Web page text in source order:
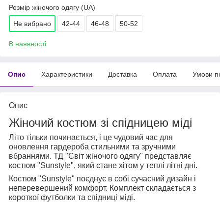
Розмір жіночого одягу (UA)
Не вибрано 42-44 46-48 50-52
В наявності
Опис Характеристики Доставка Оплата Умови
Опис
Жіночий костюм зі спідницею міді
Літо тільки починається, і це чудовий час для
оновлення гардероба стильними та зручними
вбраннями. ТД "Світ жіночого одягу" представляє
костюм "Sunstyle", який стане хітом у теплі літні дні.
Костюм "Sunstyle" поєднує в собі сучасний дизайн і
неперевершений комфорт. Комплект складається з
короткої футболки та спідниці міді.